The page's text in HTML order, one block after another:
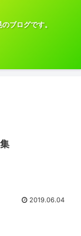
ブログです。
2019.06.04